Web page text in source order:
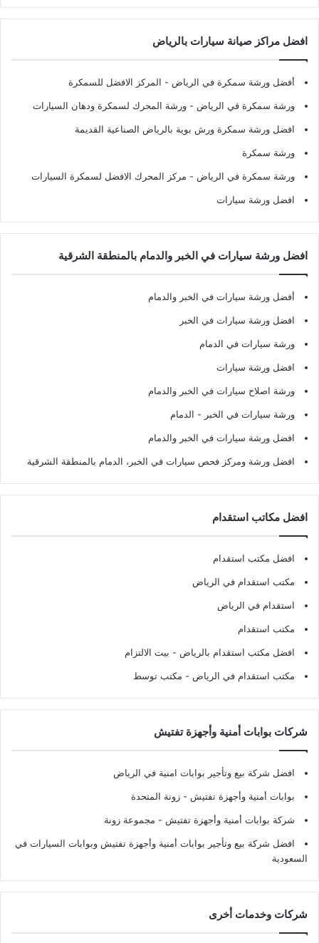
افضل مراكز صيانة سيارات بالرياض
أفضل ورشة سمكرة في الرياض - المركز الافضل للسمكرة
ورشة سمكرة في الرياض - ورشة المحرك لسمكرة ودهان السيارات
افضل ورشة سمكرة ورش بوية بالرياض الصناعية القديمة
ورشة سمكرة
ورشة سمكرة في الرياض - مركز المحرك الافضل لسمكرة السيارات
افضل ورشة سيارات
افضل ورشة سيارات في الخبر والدمام بالمنطقة الشرقية
أفضل ورشة سيارات في الخبر والدمام
افضل ورشة سيارات في الخبر
ورشة سيارات في الدمام
افضل ورشة سيارات
ورشة اصلاح سيارات في الخبر والدمام
ورشة سيارات في الخبر - الدمام
افضل ورشة سيارات في الخبر والدمام
افضل ورشة ومركز فحص سيارات في الخبر، الدمام بالمنطقة الشرقية
افضل مكاتب استقدام
افضل مكتب استقدام
مكتب استقدام في الرياض
استقدام في الرياض
مكتب استقدام
افضل مكتب استقدام بالرياض - بيت الالتزام
مكتب استقدام في الرياض - مكتب توسط
شركات بوابات أمنية وأجهزة تفتيش
افضل شركة بيع وتأجير بوابات امنية في الرياض
بوابات أمنية وأجهزة تفتيش - زونة المتحدة
شركة بوابات أمنية وأجهزة تفتيش - مجموعة زونة
افضل شركة بيع وتأجير بوابات أمنية وأجهزة تفتيش وبوابات السيارات في
السعودية
شركات وخدمات أخرى